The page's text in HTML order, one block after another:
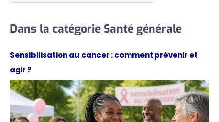
Dans la catégorie Santé générale
Sensibilisation au cancer : comment prévenir et
agir ?